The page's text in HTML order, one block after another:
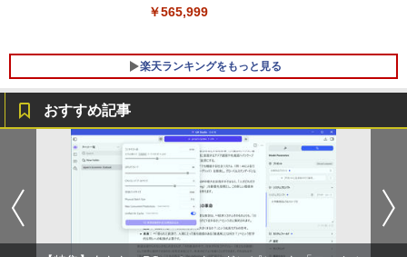
ndows11 Pro ノートPC 15.6 型 高性能
メモリ16GB SSD512GB最大 インテルC
￥54,800
￥565,999
楽天ランキングをもっと見る
モバイルモニター HAILESI S123E 12.3
インチ タッチパネル タッチペン対応 モ
バイルディスプレイ 1920x1280 フルHD
3:2比率 100％sRGB広色域 高輝度300nit
HDR対応 OTG対応 ポータブルモニター
軽量 自立型 スピーカー内蔵Switch2 PS5
XBOX PC Mac iPhone
はじめてのセフレ（3） 【電子書籍】[ ゆ
りかわ ]
おすすめ記事